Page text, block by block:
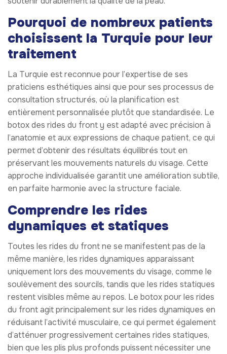
Pourquoi de nombreux patients
choisissent la Turquie pour leur
traitement
La Turquie est reconnue pour l’expertise de ses
praticiens esthétiques ainsi que pour ses processus de
consultation structurés, où la planification est
entièrement personnalisée plutôt que standardisée. Le
botox des rides du front y est adapté avec précision à
l’anatomie et aux expressions de chaque patient, ce qui
permet d’obtenir des résultats équilibrés tout en
préservant les mouvements naturels du visage. Cette
approche individualisée garantit une amélioration subtile,
en parfaite harmonie avec la structure faciale.
Comprendre les rides
dynamiques et statiques
Toutes les rides du front ne se manifestent pas de la
même manière, les rides dynamiques apparaissant
uniquement lors des mouvements du visage, comme le
soulèvement des sourcils, tandis que les rides statiques
restent visibles même au repos. Le botox pour les rides
du front agit principalement sur les rides dynamiques en
réduisant l’activité musculaire, ce qui permet également
d’atténuer progressivement certaines rides statiques,
bien que les plis plus profonds puissent nécessiter une